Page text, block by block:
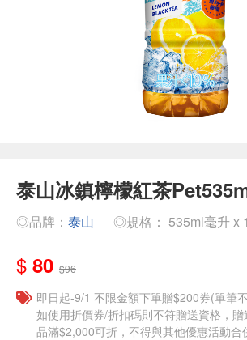
泰山冰鎮檸檬紅茶
◎品牌： 泰山 ◎規格： 535ml毫升 x
$ 80 $96
即日起-9/1 不限金額下單贈$200券(單筆
如使用折價券/折扣碼則不符贈送資格，
品滿$2,000可折，不得與其他優惠活動合